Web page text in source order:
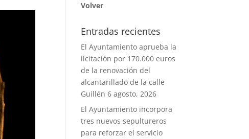
Volver
Entradas recientes
El Ayuntamiento aprueba la
licitación por 170.000 euros
de la renovación del
alcantarillado de la calle
Guillén 6 agosto, 2026
El Ayuntamiento incorpora
tres nuevos sepultureros
para reforzar el servicio